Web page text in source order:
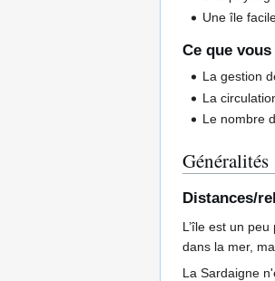
Une île
Ce que
La gestion
La
Le nombre
Généralités
Distances/
L’île est un
dans la mer,
La Sardaigne